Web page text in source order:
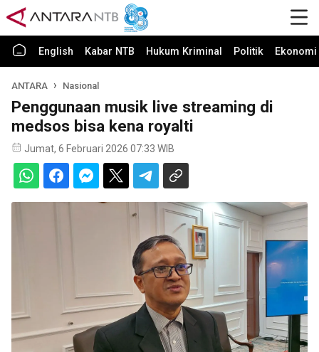
English Kabar NTB Hukum Kriminal Politik
ANTARA Nasional
Penggunaan musik live streaming di
medsos bisa kena royalti
Jumat, 6 Februari 2026 07:33 WIB